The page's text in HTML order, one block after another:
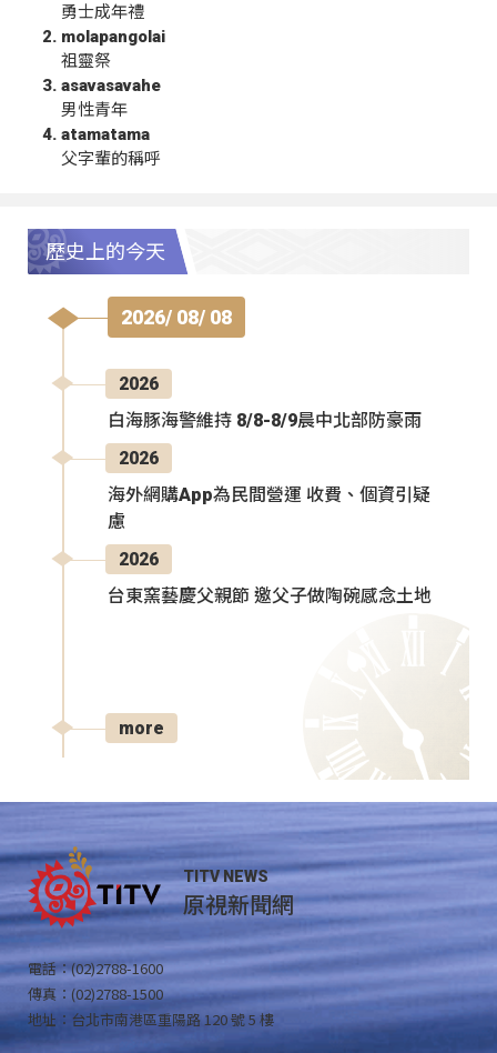
勇士成年禮
molapangolai
祖靈祭
asavasavahe
男性青年
atamatama
父字輩的稱呼
歷史上的今天
2026/ 08/ 08
2026
白海豚海警維持 8/8-8/9晨中北部防豪雨
2026
海外網購App為民間營運 收費、個資引疑
慮
2026
台東窯藝慶父親節 邀父子做陶碗感念土地
more
TITV NEWS
原視新聞網
電話：(02)2788-1600
傳真：(02)2788-1500
地址：台北市南港區重陽路 120 號 5 樓